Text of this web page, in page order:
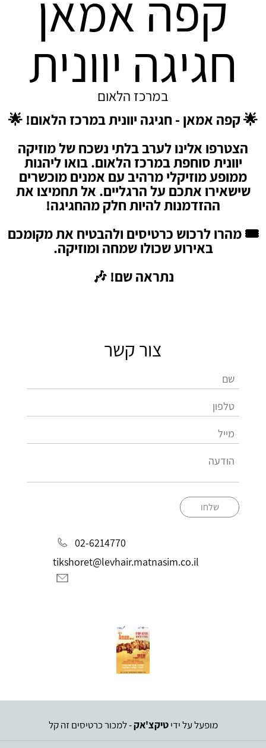
חגיגה יוונית
במרכז הלאום
🌟 קפה אמאן - חגיגה יוונית במרכז הלאום! 🌟
הצטרפו אלינו לערב בלתי נשכח של מוזיקה
יוונית סוחפת במרכז הלאום. בואו ליהנות
ממופע מוזיקלי מרהיב עם אמנים מוכשרים
שישאירו אתכם על הרגליים. אל תחמיצו את
ההזדמנות להיות חלק מהחגיגה!
🎟️ מהרו לרכוש כרטיסים ולהבטיח את מקומכם
באירוע שכולו שמחה ומוזיקה.
נתראה שם! 🎶
צור קשר
שלחו
02-6214770
tikshoret@levhair.matnasim.co.il
מופעל על ידיטיקצ'אק- למכור כרטיסים זה קל